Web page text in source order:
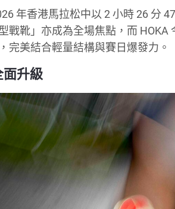
年香港馬拉松中以 2 小時 26 分
戰靴」亦成為全場焦點，而
完美結合輕量結構與賽日爆發力。
面升級